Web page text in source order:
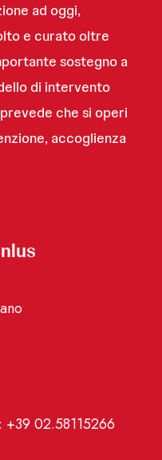
ad oggi,
e curato oltre
sostegno a
di intervento
che si operi
accoglienza
+39 02.58115266